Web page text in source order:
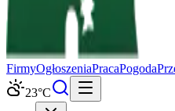
FirmyOgłoszeniaPracaPogoda
23°C